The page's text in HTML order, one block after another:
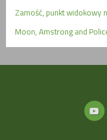
Zamość, punkt widokowy
Moon, Amstrong and